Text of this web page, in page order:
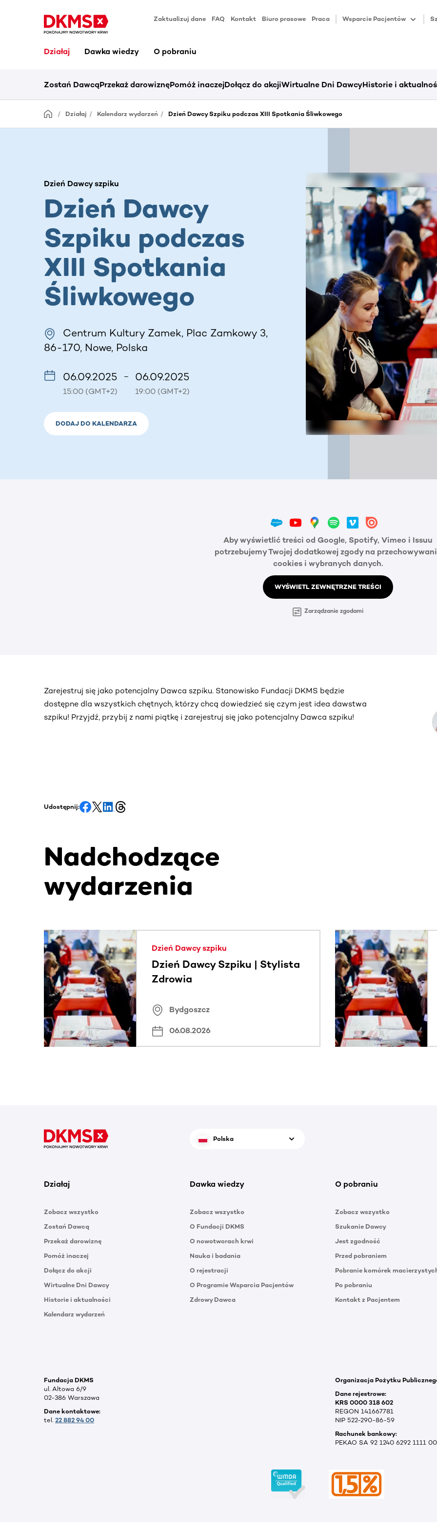
Zaktualizuj dane FAQ Kontakt Biuro prasowe Praca Wsparcie Pacjentów
Działaj Dawka wiedzy O pobraniu
Zostań DawcąPrzekaż darowiznęPomóż inaczejDołącz do akcjiWirtualne Dni DawcyHistorie i
Działaj Kalendarz wydarzeń Dzień Dawcy Szpiku podczas XIII Spotkania Śliwkowego
Dzień Dawcy szpiku
Dzień Dawcy
Szpiku podczas
XIII Spotkania
Śliwkowego
Centrum Kultury Zamek, Plac Zamkowy 3,
86-170, Nowe, Polska
06.09.2025
15:00 (GMT+2)
– 06.09.2025
19:00 (GMT+2)
DODAJ DO KALENDARZA
Aby wyświetlić treści od Google, Spotify, Vimeo i Issuu
potrzebujemy Twojej dodatkowej zgody na
cookies i wybranych danych.
WYŚWIETL ZEWNĘTRZNE TREŚCI
Zarządzanie zgodami
Zarejestruj się jako potencjalny Dawca szpiku. Stanowisko Fundacji DKMS będzie
dostępne dla wszystkich chętnych, którzy chcą dowiedzieć się czym jest idea dawstwa
szpiku! Przyjdź, przybij z nami piątkę i zarejestruj się jako potencjalny Dawca szpiku!
Udostępnij:
Nadchodzące
wydarzenia
Ta sekcja zawiera treści przewijane w poziomie. Użyj klawisza Tab lub przesuń palcem, aby zobaczyć
Dzień Dawcy szpiku
Dzień Dawcy Szpiku | Stylista
Zdrowia
Bydgoszcz
06.08.2026
Polska
Działaj
Zobacz wszystko
Zostań Dawcą
Przekaż darowiznę
Pomóż inaczej
Dołącz do akcji
Wirtualne Dni Dawcy
Historie i aktualności
Kalendarz wydarzeń
Dawka wiedzy
Zobacz wszystko
O Fundacji DKMS
O nowotworach krwi
Nauka i badania
O rejestracji
O Programie Wsparcia Pacjentów
Zdrowy Dawca
O pobraniu
Zobacz wszystko
Szukanie Dawcy
Jest zgodność
Przed pobraniem
Pobranie komórek
Po pobraniu
Kontakt z Pacjentem
Fundacja DKMS
ul. Altowa 6/9
02-386 Warszawa
Dane kontaktowe:
tel. 22 882 94 00
Organizacja Pożytku
Dane rejestrowe:
KRS 0000 318 602
REGON 141667781
NIP 522-290-86-59
Rachunek bankowy:
PEKAO SA 92 1240 6292 1111